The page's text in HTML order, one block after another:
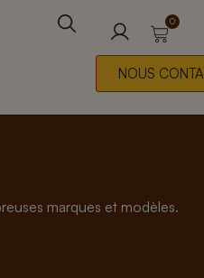
Rechercher
0
Panier
NOUS
marques et modèles.